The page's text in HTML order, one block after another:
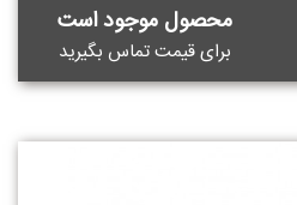
محصول موجود است
برای قيمت تماس بگيريد